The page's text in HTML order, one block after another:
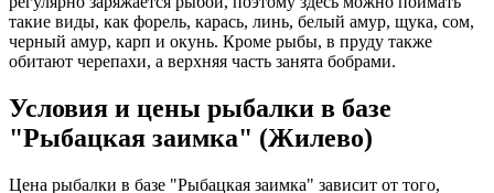
такие виды, как форель, карась, линь, белый амур, щука, сом,
черный амур, карп и окунь. Кроме рыбы, в пруду также
обитают черепахи, а верхняя часть занята бобрами.
Условия и цены рыбалки в базе
"Рыбацкая заимка" (Жилево)
Цена рыбалки в базе "Рыбацкая заимка" зависит от того,